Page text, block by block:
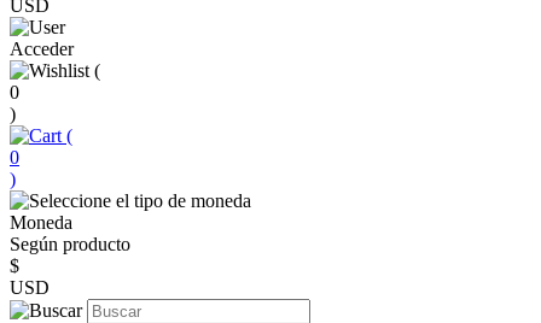
USD
Acceder
(
0
)
(
0
)
Moneda
Según producto
$
USD